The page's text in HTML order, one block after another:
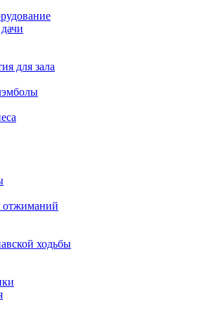
для зала
отжиманий
ходьбы